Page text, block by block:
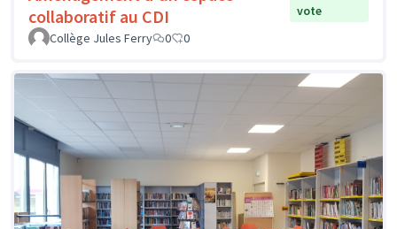
collaboratif au CDI
vote
Collège Jules Ferry
0 0